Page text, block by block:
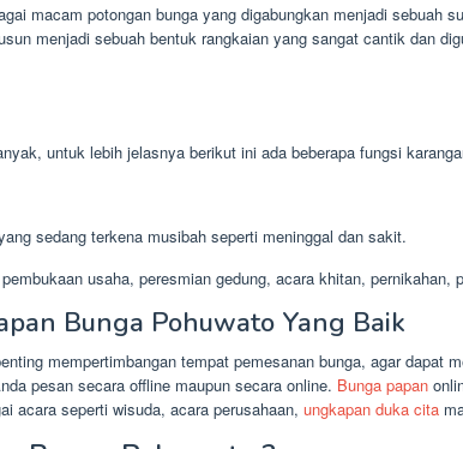
macam potongan bunga yang digabungkan menjadi sebuah
menjadi sebuah bentuk rangkaian yang sangat cantik dan
untuk lebih jelasnya berikut ini ada beberapa fungsi
sedang terkena musibah seperti meninggal dan sakit.
usaha, peresmian gedung, acara khitan, pernikahan,
Bunga Pohuwato Yang Baik
mempertimbangan tempat pemesanan bunga, agar dapat
pesan secara offline maupun secara online. Bunga papan
acara seperti wisuda, acara perusahaan, ungkapan duka cita